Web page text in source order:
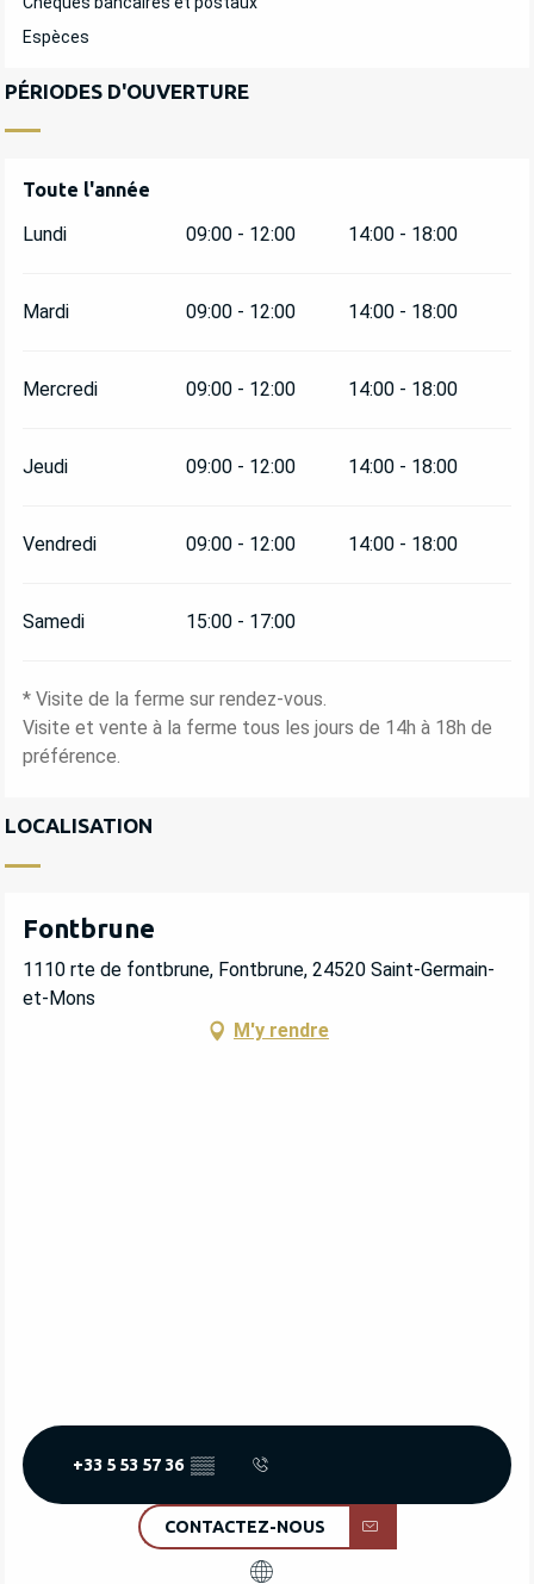
Espèces
PÉRIODES D'OUVERTURE
Toute l'année
Toute l'année
Lundi 09:00 - 12:00 14:00 - 18:00
Mardi 09:00 - 12:00 14:00 - 18:00
Mercredi 09:00 - 12:00 14:00 - 18:00
Jeudi 09:00 - 12:00 14:00 - 18:00
Vendredi 09:00 - 12:00 14:00 - 18:00
Samedi 15:00 - 17:00
* Visite de la ferme sur rendez-vous.
Visite et vente à la ferme tous les jours de 14h à 18h de
préférence.
LOCALISATION
Fontbrune
1110 rte de fontbrune, Fontbrune, 24520 Saint-Germain-
et-Mons
M'y rendre
+33 5 53 57 36 ▒▒
CONTACTEZ-NOUS